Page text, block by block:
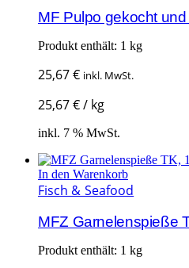
MF Pulpo gekocht
Produkt enthält: 1 kg
25,67€ inkl. MwSt.
25,67€/ kg
inkl. 7 % MwSt.
In den Warenkorb
Fisch & Seafood
MFZ Garnelenspieße
Produkt enthält: 1 kg